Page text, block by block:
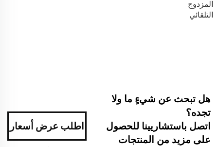
المزدوج
التلقائي
هل تبحث عن شيءٍ ما ولا
تجده؟
اتصل باستشاريينا للحصول
على مزيد من المنتجات
اطلب عرض أسعار